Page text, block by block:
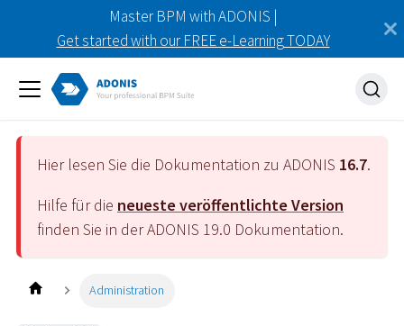
Master BPM with ADONIS |
Get started with our FREE e-Learning TODAY
Hier lesen Sie die Dokumentation zu ADONIS 16.7.
Hilfe für die neueste veröffentlichte Version
finden Sie in der ADONIS 19.0 Dokumentation.
Administration